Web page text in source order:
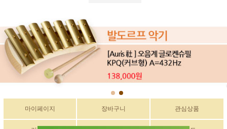
마이페이지 장바구니 관심상품